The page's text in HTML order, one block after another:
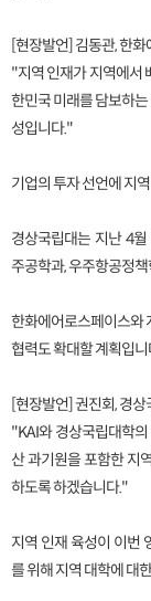
[현장발언] 김동관, 한
"지역 인재가 지역에서
한민국 미래를 담보하
성입니다."
기업의 투자 선언에 지
경상국립대는 지난 4
주공학과, 우주항공정
한화에어로스페이스와
협력도 확대할 계획입니
[현장발언] 권진회, 경
"KAI와 경상국립대학
산 과기원을 포함한 지
하도록 하겠습니다."
지역 인재 육성이 이번
를 위해 지역 대학에 대